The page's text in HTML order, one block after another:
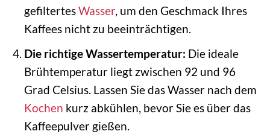
gefiltertesWasser, um den Geschmack Ihres
Kaffees nicht zu beeinträchtigen.
Die richtige Wassertemperatur: Die ideale
Brühtemperatur liegt zwischen 92 und 96
Grad Celsius. Lassen Sie das Wasser nach dem
Kochen kurz abkühlen, bevor Sie es über das
Kaffeepulver gießen.